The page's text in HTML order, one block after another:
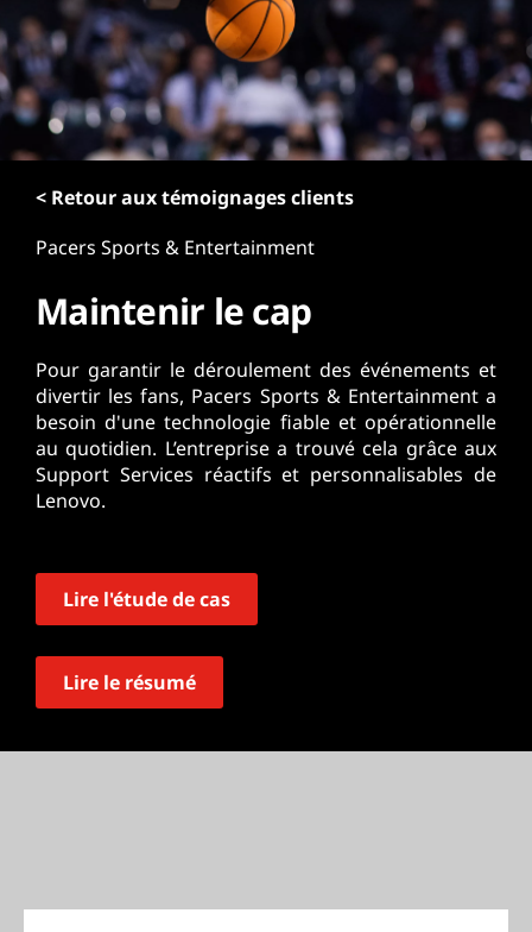
u
p
r
i
n
c
< Retour aux témoignages clients
Pacers Sports & Entertainment
Maintenir le cap
Pour garantir le déroulement des événements et
divertir les fans, Pacers Sports & Entertainment a
besoin d'une technologie fiable et opérationnelle
au quotidien. L’entreprise a trouvé cela grâce aux
Support Services réactifs et personnalisables de
Lenovo.
Lire l'étude de cas
Lire le résumé